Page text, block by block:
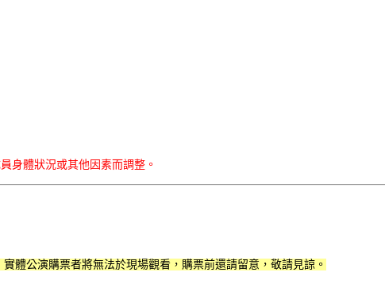
身體狀況或其他因素而調整。
體公演購票者將無法於現場觀看，購票前還請留意，敬請見諒。